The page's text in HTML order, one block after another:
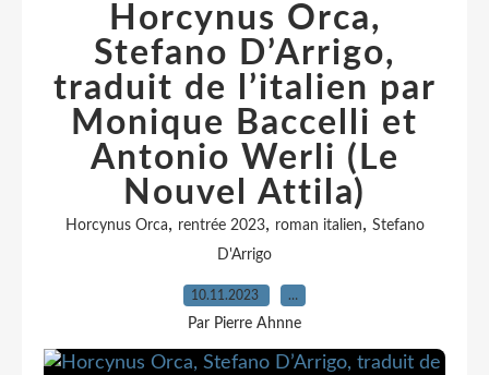
Horcynus Orca,
Stefano D’Arrigo,
traduit de l’italien par
Monique Baccelli et
Antonio Werli (Le
Nouvel Attila)
Horcynus Orca, rentrée 2023, roman italien, Stefano
D'Arrigo
10.11.2023 …
Par Pierre Ahnne